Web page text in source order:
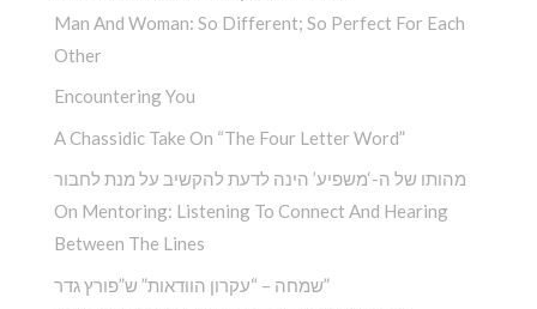
Man And Woman: So Different; So Perfect For Each
Other
Encountering You­
A Chassidic Take On “The Four Letter Word” ­
מהותו של ה-‘משפיע’ הינה לדעת להקשיב על מנת לחבור
On Mentoring: Listening To Connect And Hearing
Between The Lines
שמחה – “עקרון הוודאות” ש”פורץ גדר”